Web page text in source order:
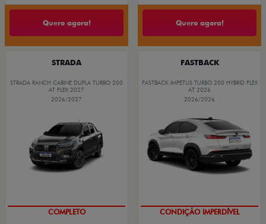
Quero agora! Quero agora!
STRADA
STRADA RANCH CABINE DUPLA TURBO 200
AT FLEX 2027
2026/2027
SAIA DE FIAT 0KM
FASTBACK
FASTBACK IMPETUS TURBO 200 HYBRID FLEX
AT 2026
2026/2026
OPORTUNIDADE